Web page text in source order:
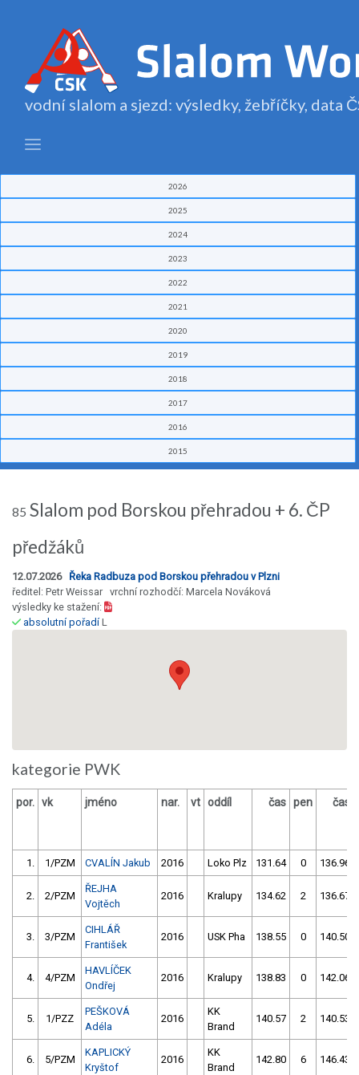
vodní slalom a sjezd: výsledky, žebříčky, data
2026
2025
2024
2023
2022
2021
2020
2019
2018
2017
2016
2015
85 Slalom pod Borskou přehradou + 6. ČP
předžáků
12.07.2026 Řeka Radbuza pod Borskou přehradou v Plzni
ředitel: Petr Weissar vrchní rozhodčí: Marcela Nováková
výsledky ke stažení:
absolutní pořadíL
kategorie PWK
por. vk jméno nar. vt oddíl čas pen čas
1. 1/PZM CVALÍN Jakub 2016 Loko Plz 131.64 0 136.96
2. 2/PZM
ŘEJHA
Vojtěch
2016 Kralupy 134.62 2 136.67
3. 3/PZM
CIHLÁŘ
František
2016 USK Pha 138.55 0 140.50
4. 4/PZM
HAVLÍČEK
Ondřej
2016 Kralupy 138.83 0 142.06
5. 1/PZZ
PEŠKOVÁ
Adéla
2016
KK
Brand
140.57 2 140.53
6. 5/PZM
KAPLICKÝ
Kryštof
2016
KK
Brand
142.80 6 146.43